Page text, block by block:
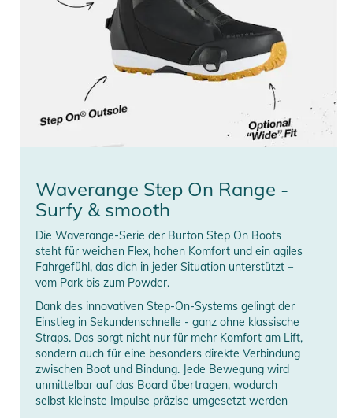
Waverange Step On Range -
Surfy & smooth
Die Waverange-Serie der Burton Step On Boots
steht für weichen Flex, hohen Komfort und ein agiles
Fahrgefühl, das dich in jeder Situation unterstützt –
vom Park bis zum Powder.
Dank des innovativen Step-On-Systems gelingt der
Einstieg in Sekundenschnelle - ganz ohne klassische
Straps. Das sorgt nicht nur für mehr Komfort am Lift,
sondern auch für eine besonders direkte Verbindung
zwischen Boot und Bindung. Jede Bewegung wird
unmittelbar auf das Board übertragen, wodurch
selbst kleinste Impulse präzise umgesetzt werden